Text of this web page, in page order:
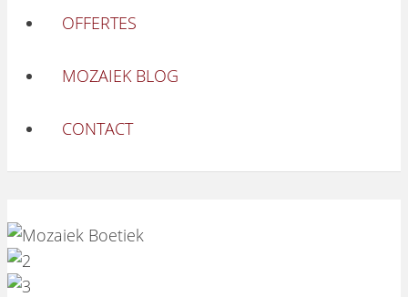
OFFERTES
MOZAIEK BLOG
CONTACT